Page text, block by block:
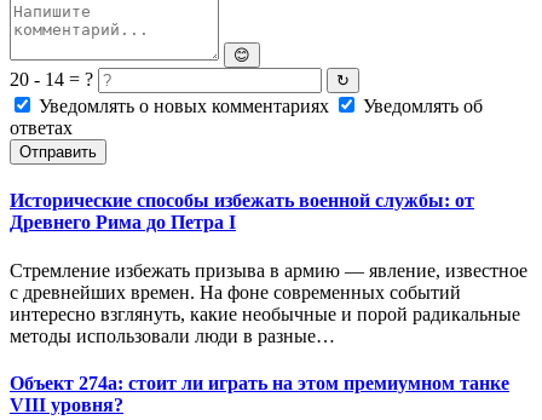
😊
20 - 14 = ? ↻
Уведомлять о новых комментариях
Уведомлять об
ответах
Отправить
Исторические способы избежать военной службы: от
Древнего Рима до Петра I
Стремление избежать призыва в армию — явление, известное
с древнейших времен. На фоне современных событий
интересно взглянуть, какие необычные и порой радикальные
методы использовали люди в разные…
Объект 274а: стоит ли играть на этом премиумном танке
VIII уровня?